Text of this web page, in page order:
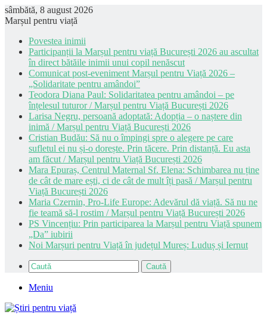
sâmbătă, 8 august 2026
Marșul pentru viață
Povestea inimii
Participanții la Marșul pentru viață București 2026 au ascultat
în direct bătăile inimii unui copil nenăscut
Comunicat post-eveniment Marșul pentru Viață 2026 –
„Solidaritate pentru amândoi”
Teodora Diana Paul: Solidaritatea pentru amândoi – pe
înțelesul tuturor / Marșul pentru Viață București 2026
Larisa Negru, persoană adoptată: Adopția – o naștere din
inimă / Marșul pentru Viață București 2026
Cristian Budău: Să nu o împingi spre o alegere pe care
sufletul ei nu și-o dorește. Prin tăcere. Prin distanță. Eu asta
am făcut / Marșul pentru Viață București 2026
Mara Epuraș, Centrul Maternal Sf. Elena: Schimbarea nu ține
de cât de mare ești, ci de cât de mult îți pasă / Marșul pentru
Viață București 2026
Maria Czernin, Pro-Life Europe: Adevărul dă viață. Să nu ne
fie teamă să-l rostim / Marșul pentru Viață București 2026
PS Vincențiu: Prin participarea la Marșul pentru Viață spunem
„Da” iubirii
Noi Marșuri pentru Viață în județul Mureș: Luduș și Iernut
Caută
Meniu